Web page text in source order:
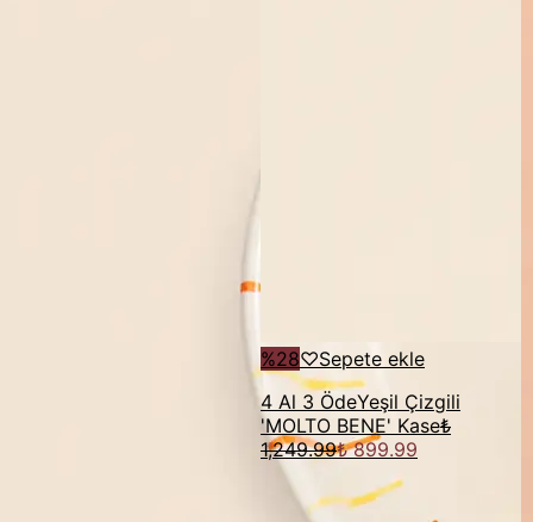
%28♡Sepete ekle
4 Al 3 ÖdeYeşil Çizgili
'MOLTO BENE' Kase₺
1,249.99₺ 899.99